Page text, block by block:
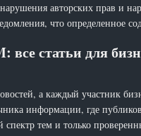
авторских прав и
что определенное
все статьи для
а каждый участник
информации, где
спектр тем и только